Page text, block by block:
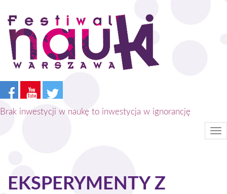
Przejdź
treści
Brak inwestycji w naukę to inwestycja w ignorancję
EKSPERYMENTY Z